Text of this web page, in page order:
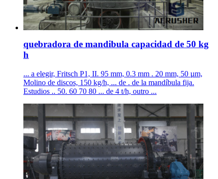
quebradora de mandibula capacidad de 50 kg
h
... a elegir, Fritsch P1, II. 95 mm, 0.3 mm . 20 mm, 50 µm,
Molino de discos, 150 kg/h, ... de . de la mandíbula fija.
Estudios .. 50. 60 70 80 ... de 4 t/h, outro ...